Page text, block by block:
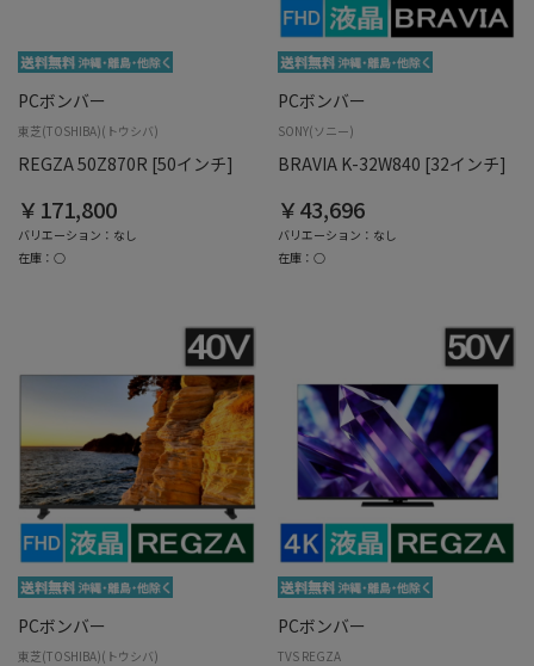
PCボンバー
東芝(TOSHIBA)(トウシバ)
REGZA 50Z870R [50インチ]
￥171,800
バリエーション：なし
在庫：○
PCボンバー
SONY(ソニー)
BRAVIA K-32W840 [32インチ]
￥43,696
バリエーション：なし
在庫：○
PCボンバー
東芝(TOSHIBA)(トウシバ)
PCボンバー
TVS REGZA